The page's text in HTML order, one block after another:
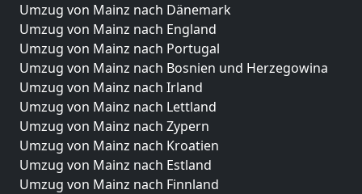
Umzug von Mainz nach Dänemark
Umzug von Mainz nach England
Umzug von Mainz nach Portugal
Umzug von Mainz nach Bosnien und Herzegowina
Umzug von Mainz nach Irland
Umzug von Mainz nach Lettland
Umzug von Mainz nach Zypern
Umzug von Mainz nach Kroatien
Umzug von Mainz nach Estland
Umzug von Mainz nach Finnland